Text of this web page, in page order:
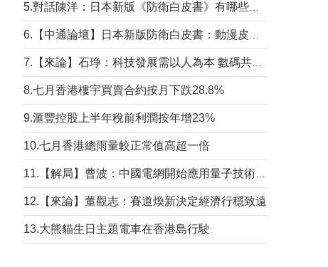
8.七月香港樓宇買賣合約按月下跌28.8%
9.滙豐控股上半年稅前利潤按年增23%
10.七月香港總雨量較正常值高超一倍
12.【來論】董觀志：賽道煥新決定經濟行穩致遠
13.大熊貓生日主題電車在香港島行駛